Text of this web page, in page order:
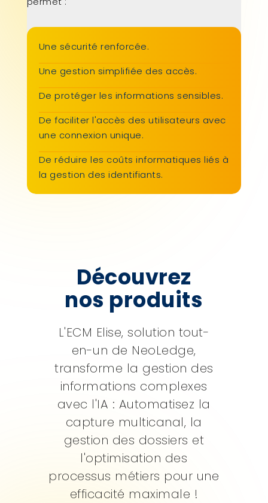
Une sécurité renforcée.
Une gestion simplifiée des accès.
De protéger les informations sensibles.
De faciliter l'accès des utilisateurs avec
une connexion unique.
De réduire les coûts informatiques liés à
la gestion des identifiants.
Découvrez
nos produits
L'ECM Elise, solution tout-
en-un de NeoLedge,
transforme la gestion des
informations complexes
avec l'IA : Automatisez la
capture multicanal, la
gestion des dossiers et
l'optimisation des
processus métiers pour une
efficacité maximale !